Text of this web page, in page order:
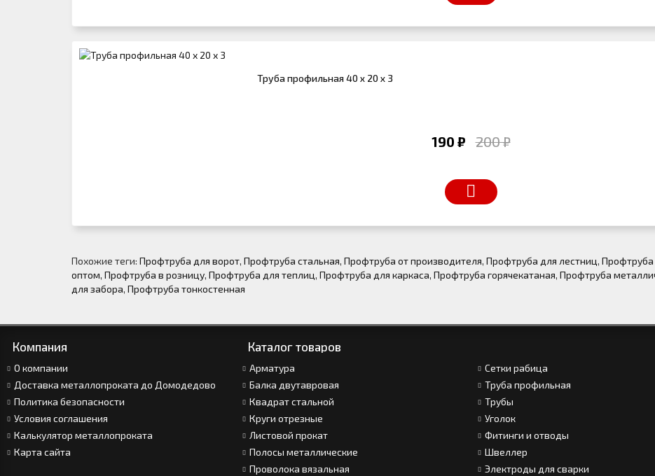
Труба профильная 40 х 20 х 3
190 ₽ 200 ₽
Похожие теги: Профтруба для ворот, Профтруба стальная, Профтруба от производителя, Профтруба для лестниц, Профтруба
оптом, Профтруба в розницу, Профтруба для теплиц, Профтруба для каркаса, Профтруба горячекатаная, Профтруба
для забора, Профтруба тонкостенная
Компания
О компании
Доставка металлопроката до Домодедово
Политика безопасности
Условия соглашения
Калькулятор металлопроката
Карта сайта
Каталог товаров
Арматура
Балка двутавровая
Квадрат стальной
Круги отрезные
Листовой прокат
Полосы металлические
Проволока вязальная
Сетки рабица
Труба профильная
Трубы
Уголок
Фитинги и отводы
Швеллер
Электроды для сварки